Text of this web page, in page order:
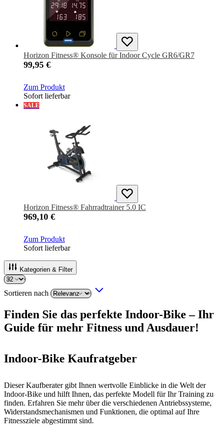
Horizon Fitness® Konsole für Indoor Cycle GR6/GR7
99,95 €
Zum Produkt
Sofort lieferbar
SALE
Horizon Fitness® Fahrradtrainer 5.0 IC
969,10 €
Zum Produkt
Sofort lieferbar
Kategorien & Filter
Sortieren nach
Finden Sie das perfekte Indoor-Bike – Ihr
Guide für mehr Fitness und Ausdauer!
Indoor-Bike Kaufratgeber
Dieser Kaufberater gibt Ihnen wertvolle Einblicke in die Welt der
Indoor-Bike und hilft Ihnen, das perfekte Modell für Ihr Training zu
finden. Erfahren Sie mehr über die verschiedenen Antriebssysteme,
Widerstandsmechanismen und Funktionen, die optimal auf Ihre
Fitnessziele abgestimmt sind.